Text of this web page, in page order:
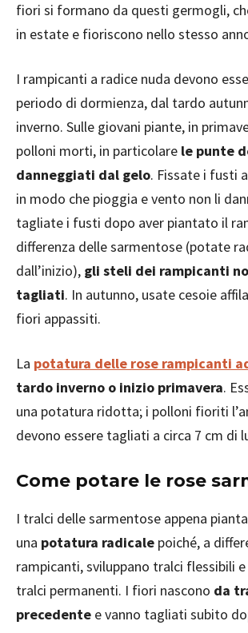
fiori si formano da questi germogli,
in estate e fioriscono nello stesso
I rampicanti a radice nuda devono
periodo di dormienza, dal tardo
inverno. Sulle giovani piante, in
polloni morti, in particolare le punte
danneggiati dal gelo. Fissate i fusti
in modo che pioggia e vento non li
tagliate i fusti dopo aver piantato il
differenza delle sarmentose (potate
dall’inizio), gli steli dei rampicanti
tagliati. In autunno, usate cesoie
fiori appassiti.
La potatura delle rose rampicanti
tardo inverno o inizio primavera.
una potatura ridotta; i polloni fioriti
devono essere tagliati a circa 7 cm di
Come potare le rose
I tralci delle sarmentose appena
una potatura radicale poiché, a
rampicanti, sviluppano tralci flessibili
tralci permanenti. I fiori nascono da
precedente e vanno tagliati subito